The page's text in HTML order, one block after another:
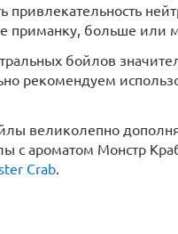
привлекательность
приманку, больше или
бойлов
рекомендуем
великолепно
с ароматом Монстр
Crab.